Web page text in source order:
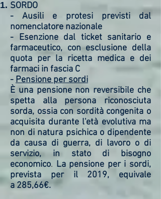
SORDO
- Ausili e protesi previsti dal
nomenclatore nazionale
- Esenzione dal ticket sanitario e
farmaceutico, con esclusione della
quota per la ricetta medica e dei
farmaci in fascia C
- Pensione per sordi
È una pensione non reversibile che
spetta alla persona riconosciuta
sorda, ossia con sordità congenita o
acquisita durante l'età evolutiva ma
non di natura psichica o dipendente
da causa di guerra, di lavoro o di
servizio, in stato di bisogno
economico. La pensione per i sordi,
prevista per il 2019, equivale
a 285,66€.